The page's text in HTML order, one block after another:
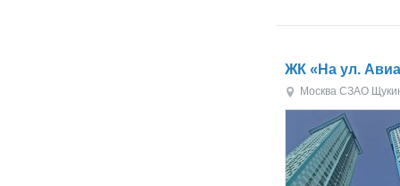
ЖК «На ул.
Москва СЗАО